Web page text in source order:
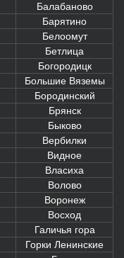
Балабаново
Барятино
Белоомут
Бетлица
Богородицк
Большие Вяземы
Бородинский
Брянск
Быково
Вербилки
Видное
Власиха
Волово
Воронеж
Восход
Галичья гора
Горки Ленинские